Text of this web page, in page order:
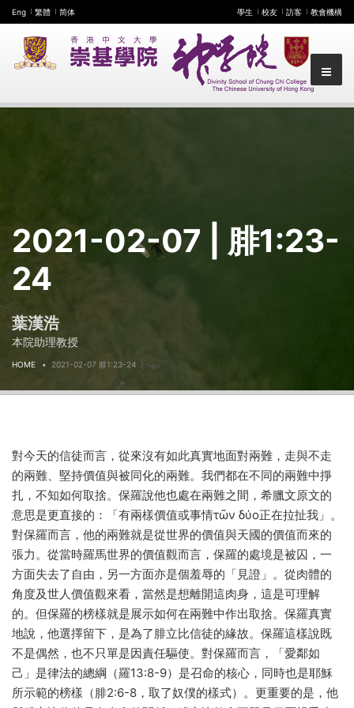
Eng 繁體 简体 學生 校友 訪客 教會機構
2021-02-07 | 腓1:23-
24
葉漢浩
本院助理教授
HOME 2021-02-07 腓1:23-24
對今天的信徒而言，從來沒有如此真實地面對兩難，走與不走
的兩難、堅持價值與被同化的兩難。我們都在不同的兩難中掙
扎，不知如何取捨。保羅說他也處在兩難之間，希臘文原文的
意思是更直接的：「有兩樣價值或事情τῶν δύο正在拉扯我」。
對保羅而言，他的兩難就是從世界的價值與天國的價值而來的
張力。從當時羅馬世界的價值觀而言，保羅的處境是被囚，一
方面失去了自由，另一方面亦是個羞辱的「見證」。從肉體的
角度及世人價值觀來看，當然是想離開這肉身，這是可理解
的。但保羅的榜樣就是展示如何在兩難中作出取捨。保羅真實
地說，他選擇留下，是為了腓立比信徒的緣故。保羅這樣說既
不是偶然，也不只單是因責任驅使。對保羅而言，「愛鄰如
己」是律法的總綱（羅13:8-9）是召命的核心，同時也是耶穌
所示範的榜樣（腓2:6-8，取了奴僕的樣式）。更重要的是，他